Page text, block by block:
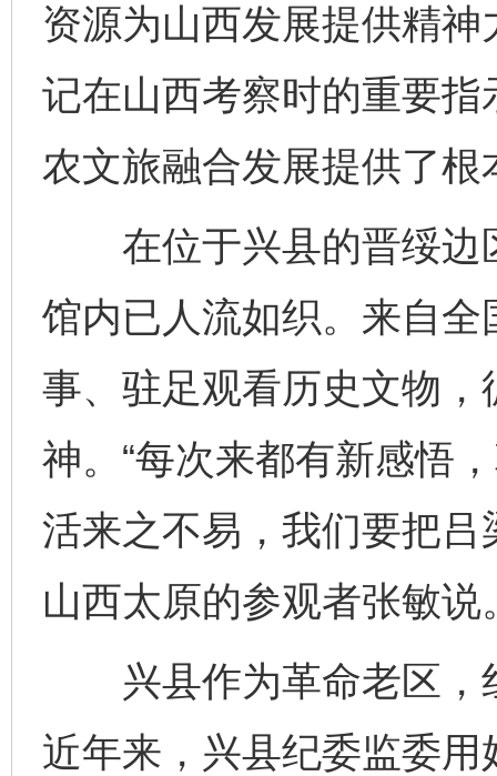
资源为山西发展提供精
记在山西考察时的重要
农文旅融合发展提供了根
在位于兴县的晋绥边
馆内已人流如织。来自
事、驻足观看历史文物
神。“每次来都有新感悟
活来之不易，我们要把吕
山西太原的参观者张敏说
兴县作为革命老区，
近年来，兴县纪委监委